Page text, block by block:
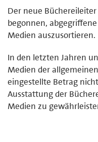
Der neue
begonnen,
Medien auszusortieren.
In den letzten Jahren
Medien der
eingestellte Betrag
Ausstattung der
Medien zu